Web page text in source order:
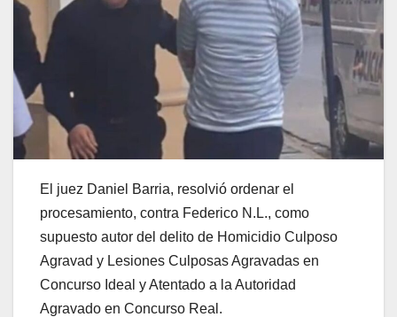
El juez Daniel Barria, resolvió ordenar el
procesamiento, contra Federico N.L., como
supuesto autor del delito de Homicidio Culposo
Agravad y Lesiones Culposas Agravadas en
Concurso Ideal y Atentado a la Autoridad
Agravado en Concurso Real.